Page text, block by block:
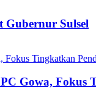
Sulsel
Gowa,